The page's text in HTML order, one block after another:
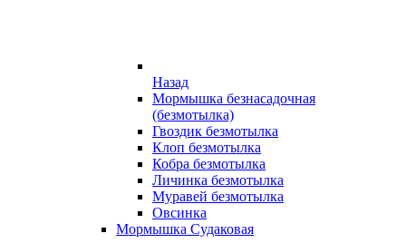
Назад
Мормышка безнасадочная
(безмотылка)
Гвоздик безмотылка
Клоп безмотылка
Кобра безмотылка
Личинка безмотылка
Муравей безмотылка
Овсинка
Мормышка Судаковая